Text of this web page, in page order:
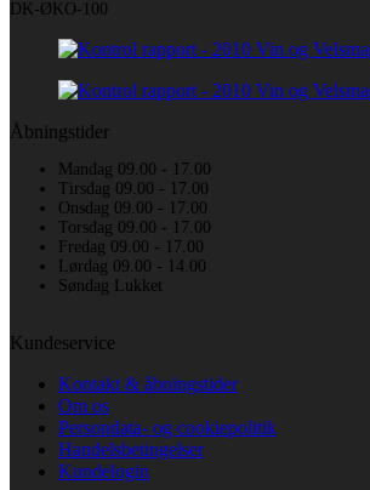
DK-ØKO-100
Åbningstider
Mandag 09.00 - 17.00
Tirsdag 09.00 - 17.00
Onsdag 09.00 - 17.00
Torsdag 09.00 - 17.00
Fredag 09.00 - 17.00
Lørdag 09.00 - 14.00
Søndag Lukket
Kundeservice
Kontakt & åbningstider
Om os
Persondata- og cookiepolitik
Handelsbetingelser
Kundelogin